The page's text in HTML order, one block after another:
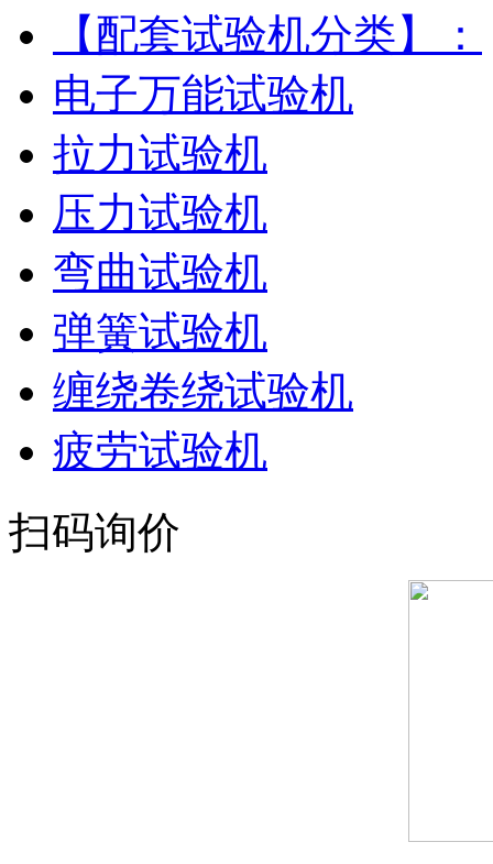
【配套试验机分类】：
电子万能试验机
拉力试验机
压力试验机
弯曲试验机
弹簧试验机
缠绕卷绕试验机
疲劳试验机
扫码询价